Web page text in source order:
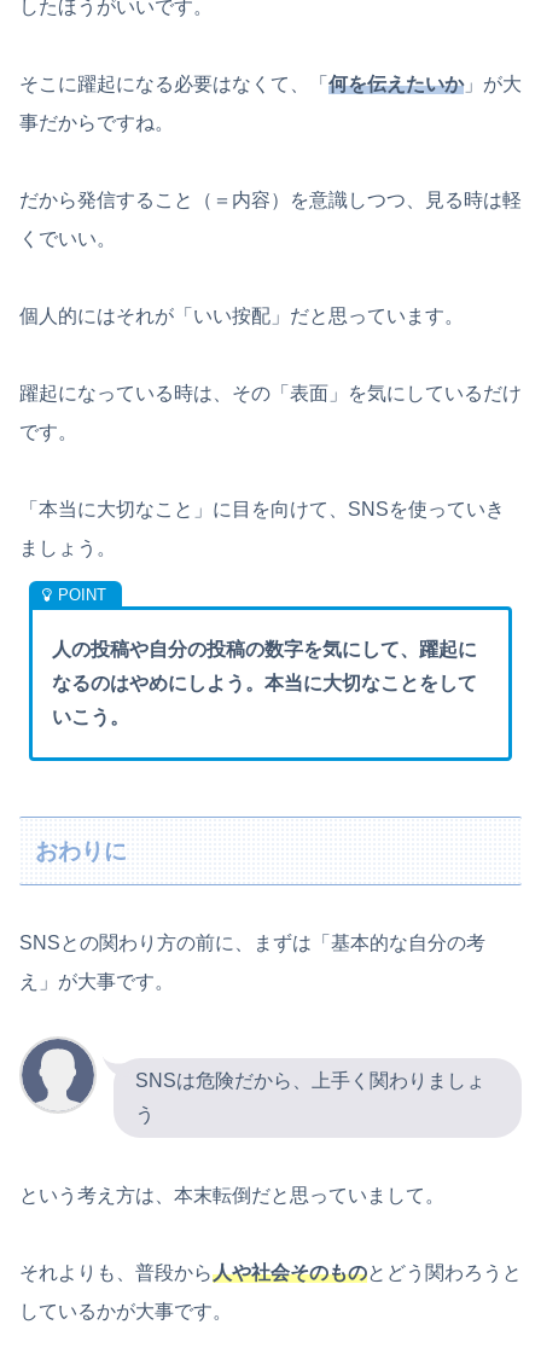
したほうがいいです。
そこに躍起になる必要はなくて、「 何を伝えたいか」が大
事だからですね。
だから発信すること（＝内容）を意識しつつ、見る時は軽
くでいい。
個人的にはそれが「いい按配」だと思っています。
躍起になっている時は、その「表面」を気にしているだけ
です。
「本当に大切なこと」に目を向けて、SNSを使っていき
ましょう。
人の投稿や自分の投稿の数字を気にして、躍起に
なるのはやめにしよう。本当に大切なことをして
いこう。
おわりに
SNSとの関わり方の前に、まずは「基本的な自分の考
え」が大事です。
SNSは危険だから、上手く関わりましょ
う
という考え方は、本末転倒だと思っていまして。
それよりも、普段から人や社会そのものとどう関わろうと
しているかが大事です。